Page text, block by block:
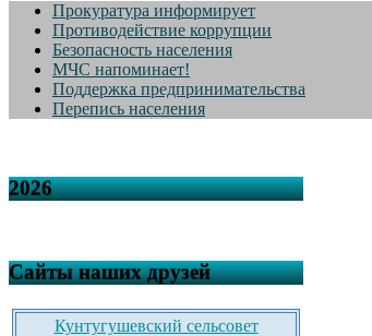
Прокуратура информирует
Противодействие коррупции
Безопасность населения
МЧС напоминает!
Поддержка предпринимательства
Перепись населения
2026
Сайты наших друзей
Кунтугушевский сельсовет